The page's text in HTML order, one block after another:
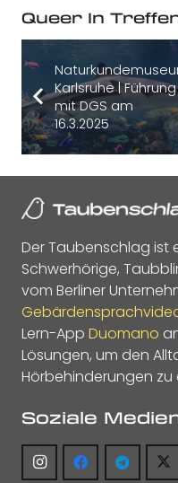
Queer In
Karlsruhe | Führung
mit DGS am
16.3.2025
Der Taubenschlag ist
Schwerhörige,
vom Berliner
Lern-App Duomano
Lösungen, um den
Hörbehinderungen zu
Soziale